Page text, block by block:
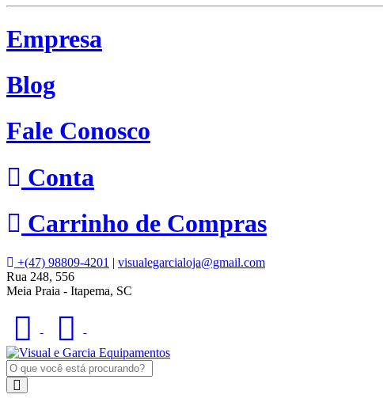
Empresa
Blog
Fale Conosco
Conta
Carrinho de Compras
+(47) 98809-4201 | visualegarcialoja@gmail.com
Rua 248, 556
Meia Praia - Itapema, SC